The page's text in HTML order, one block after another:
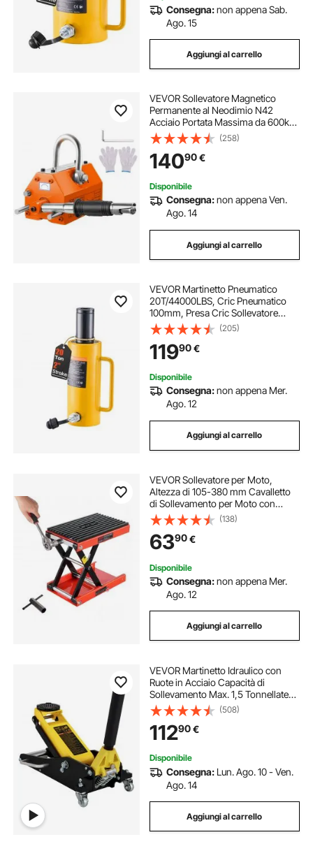
Consegna:non appena Sab.
Ago. 15
Aggiungi al carrello
VEVOR Sollevatore Magnetico
Permanente al Neodimio N42
Acciaio Portata Massima da 600kg
Dimensioni Base 210x118x118 mm,
Sollevatore a Magneti Permanenti
Fattore di Sicurezza 2,5 Forza
Trazione 1500kg
(258)
14090€
Disponibile
Consegna:non appena Ven.
Ago. 14
Aggiungi al carrello
VEVOR Martinetto Pneumatico
20T/44000LBS, Cric Pneumatico
100mm, Presa Cric Sollevatore
Pneumatica in Metallo Resistente
con Verniciatura a Spruzzo, Cric
Pneumatico per Auto con Testa di
Connessione
(205)
11990€
Disponibile
Consegna:non appena Mer.
Ago. 12
Aggiungi al carrello
VEVOR Sollevatore per Moto,
Altezza di 105-380 mm Cavalletto
di Sollevamento per Moto con
Ampio Ponte, Martinetto a Forbice
per Moto in Acciaio per Impieghi
Gravosi con Cricchetto e Manovella
per ATV
(138)
6390€
Disponibile
Consegna:non appena Mer.
Ago. 12
Aggiungi al carrello
VEVOR Martinetto Idraulico con
Ruote in Acciaio Capacità di
Sollevamento Max. 1,5 Tonnellate
per Riparazione Auto Barca Veicolo,
Sollevatore con Ruote Altezza
Regolabile tra 80-365mm da Auto
Camion
(508)
11290€
Disponibile
Consegna: Lun. Ago. 10 - Ven.
Ago. 14
Aggiungi al carrello